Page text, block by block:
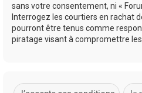
sans votre consentement, ni «
Interrogez les courtiers en rachat
pourront être tenus comme
piratage visant à compromettre les